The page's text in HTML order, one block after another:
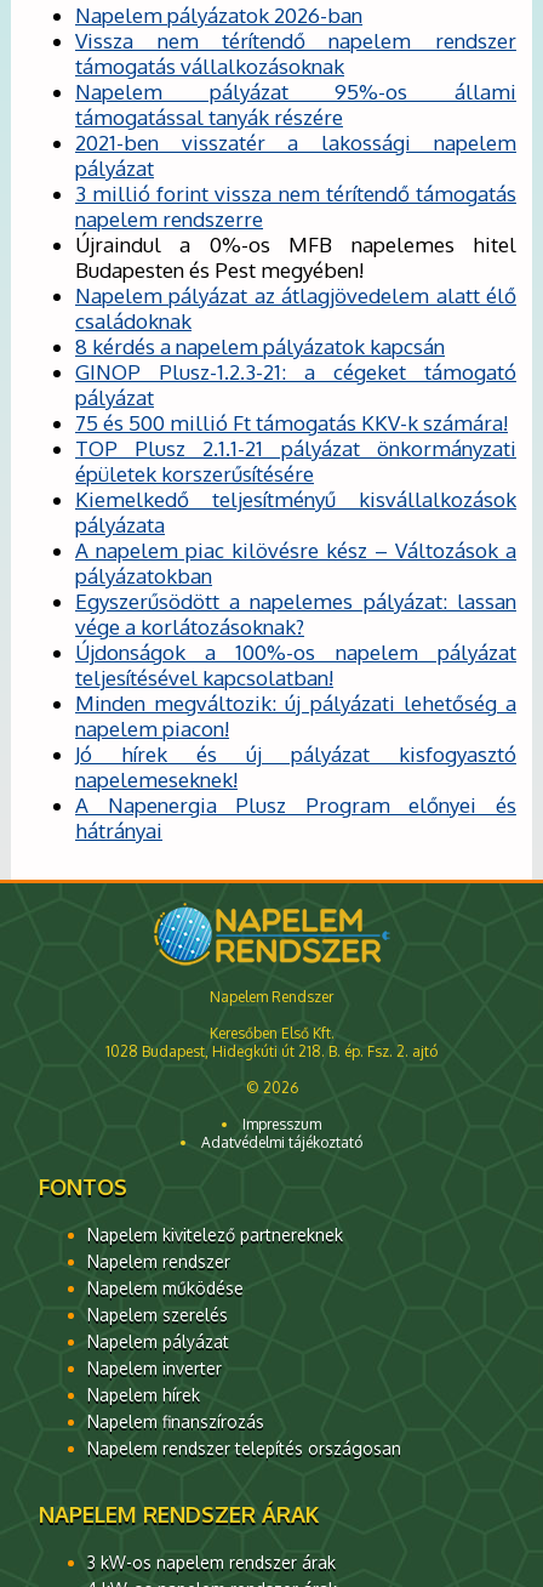
Napelem pályázatok 2026-ban
Vissza nem térítendő napelem rendszer
támogatás vállalkozásoknak
Napelem pályázat 95%-os állami
támogatással tanyák részére
2021-ben visszatér a lakossági napelem
pályázat
3 millió forint vissza nem térítendő támogatás
napelem rendszerre
Újraindul a 0%-os MFB napelemes hitel
Budapesten és Pest megyében!
Napelem pályázat az átlagjövedelem alatt élő
családoknak
8 kérdés a napelem pályázatok kapcsán
GINOP Plusz-1.2.3-21: a cégeket támogató
pályázat
75 és 500 millió Ft támogatás KKV-k számára!
TOP Plusz 2.1.1-21 pályázat önkormányzati
épületek korszerűsítésére
Kiemelkedő teljesítményű kisvállalkozások
pályázata
A napelem piac kilövésre kész – Változások a
pályázatokban
Egyszerűsödött a napelemes pályázat: lassan
vége a korlátozásoknak?
Újdonságok a 100%-os napelem pályázat
teljesítésével kapcsolatban!
Minden megváltozik: új pályázati lehetőség a
napelem piacon!
Jó hírek és új pályázat kisfogyasztó
napelemeseknek!
A Napenergia Plusz Program előnyei és
hátrányai
Napelem Rendszer
Keresőben Első Kft.
1028 Budapest, Hidegkúti út 218. B. ép. Fsz. 2. ajtó
© 2026
Impresszum
Adatvédelmi tájékoztató
FONTOS
Napelem kivitelező partnereknek
Napelem rendszer
Napelem működése
Napelem szerelés
Napelem pályázat
Napelem inverter
Napelem hírek
Napelem finanszírozás
Napelem rendszer telepítés országosan
NAPELEM RENDSZER ÁRAK
3 kW-os napelem rendszer árak